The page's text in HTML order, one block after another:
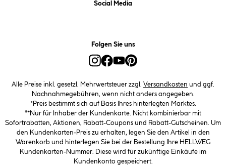
Social Media
Folgen Sie uns
Alle Preise inkl. gesetzl. Mehrwertsteuer zzgl. Versandkosten und ggf.
Nachnahmegebühren, wenn nicht anders angegeben.
*Preis bestimmt sich auf Basis Ihres hinterlegten Marktes.
**Nur für Inhaber der Kundenkarte. Nicht kombinierbar mit
Sofortrabatten, Aktionen, Rabatt-Coupons und Rabatt-Gutscheinen. Um
den Kundenkarten-Preis zu erhalten, legen Sie den Artikel in den
Warenkorb und hinterlegen Sie bei der Bestellung Ihre HELLWEG
Kundenkarten-Nummer. Diese wird für zukünftige Einkäufe im
Kundenkonto gespeichert.